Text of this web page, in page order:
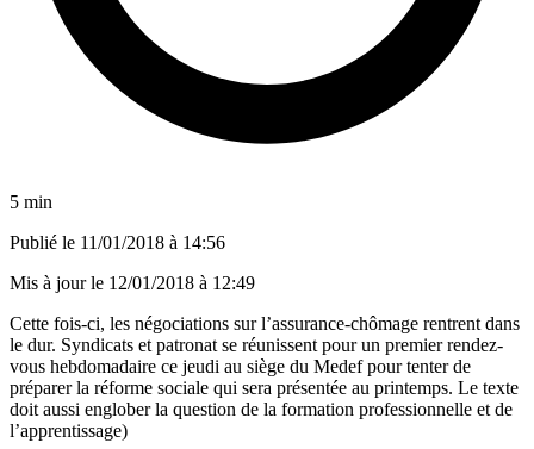
5 min
Publié le 11/01/2018 à 14:56
Mis à jour le 12/01/2018 à 12:49
Cette fois-ci, les négociations sur l’assurance-chômage rentrent dans
le dur. Syndicats et patronat se réunissent pour un premier rendez-
vous hebdomadaire ce jeudi au siège du Medef pour tenter de
préparer la réforme sociale qui sera présentée au printemps. Le texte
doit aussi englober la question de la formation professionnelle et de
l’apprentissage)